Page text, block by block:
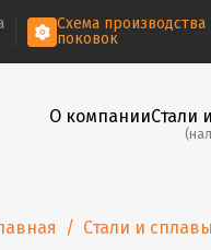
Схема производства
поковок
О компанииСтали
Стали и